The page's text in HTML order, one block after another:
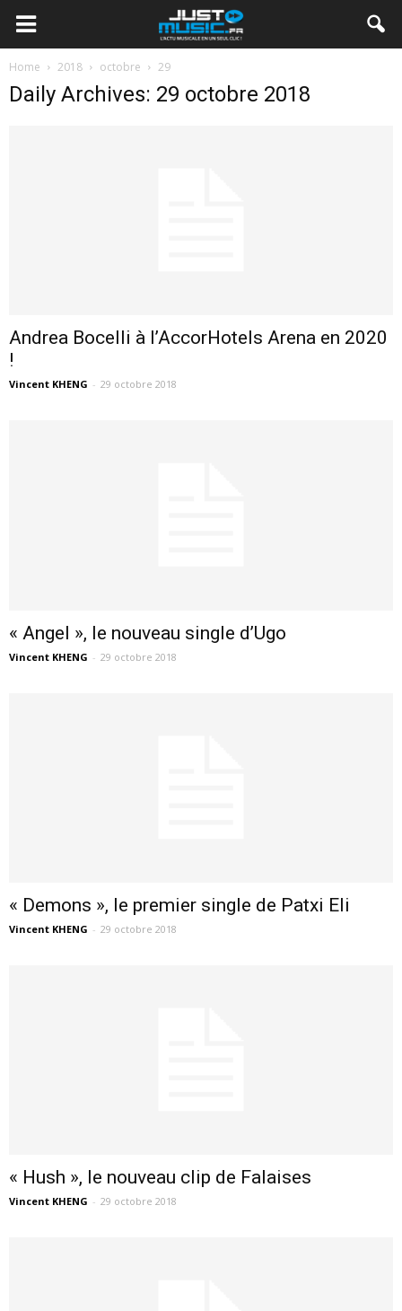
Home 2018 octobre 29
Daily Archives: 29 octobre 2018
Andrea Bocelli à l’AccorHotels Arena en 2020
!
Vincent KHENG - 29 octobre 2018
« Angel », le nouveau single d’Ugo
Vincent KHENG - 29 octobre 2018
« Demons », le premier single de Patxi Eli
Vincent KHENG - 29 octobre 2018
« Hush », le nouveau clip de Falaises
Vincent KHENG - 29 octobre 2018